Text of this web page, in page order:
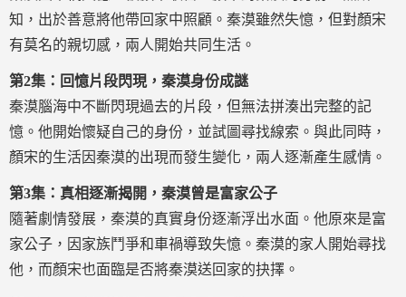
知，出於善意將他帶回家中照顧。秦漠雖然失憶，但對顏宋
有莫名的親切感，兩人開始共同生活。
第2集：回憶片段閃現，秦漠身份成謎
秦漠腦海中不斷閃現過去的片段，但無法拼湊出完整的記
憶。他開始懷疑自己的身份，並試圖尋找線索。與此同時，
顏宋的生活因秦漠的出現而發生變化，兩人逐漸產生感情。
第3集：真相逐漸揭開，秦漠曾是富家公子
隨著劇情發展，秦漠的真實身份逐漸浮出水面。他原來是富
家公子，因家族鬥爭和車禍導致失憶。秦漠的家人開始尋找
他，而顏宋也面臨是否將秦漠送回家的抉擇。